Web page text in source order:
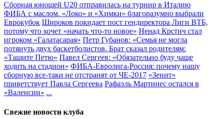
Сборная юношей U20 отправилась на турнир в Италию
ФИБА с маслом. «Локо» и «Химки» благоразумно выбрали
Еврокубок Широков покидает пост гендиректора Лиги ВТБ,
потому что хочет «начать что-то новое» Ненад Крстич стал
игроком «Галатасарая» Петр Губанов: «Семья не могла
потянуть двух баскетболистов. Брат сказал родителям:
«Тащите Петю» Павел Сергеев: «Обязательно буду чаще
ходить на стадион» ФИБА-Евролига-Россия: почему нашу
сборную все-таки не отстранят от ЧЕ-2017 «Зенит»
приветствует Павла Сергеева Рафаэль Мартинес остался в
«Валенсии» ...
Свежие новости клуба